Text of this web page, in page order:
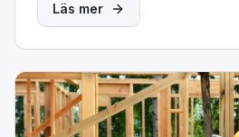
Läs mer